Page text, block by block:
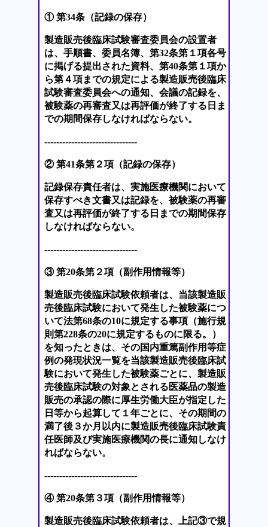
① 第34条（記録の保存）
製造販売後臨床試験審査委員会の設置者
は、手順書、委員名簿、第32条第１項各号
に掲げる提出された資料、第40条第１項か
ら第４項までの規定による製造販売後臨床
試験審査委員会への通知、会議の記録を、
被験薬の再審査又は再評価が終了する日ま
での期間保存しなければならない。
-------------------------------
② 第41条第２項（記録の保存）
記録保存責任者は、実施医療機関において
保存すべき文書又は記録を、被験薬の再審
査又は再評価が終了する日までの期間保存
しなければならない。
-------------------------------
③ 第20条第２項（副作用情報等）
製造販売後臨床試験依頼者は、当該製造販
売後臨床試験において発生した被験薬につ
いて法第68条の10に規定する事項（施行規
則第228条の20に規定するものに限る。）
を知ったときは、その国内重篤副作用等症
例の発現状況一覧を当該製造販売後臨床試
験において発生した被験薬ごとに、製造販
売後臨床試験の対象とされる医薬品の製造
販売の承認の際に厚生労働大臣が指定した
日等から起算して１年ごとに、その期間の
満了後３か月以内に製造販売後臨床試験責
任医師及び実施医療機関の長に通知しなけ
ればならない。
-------------------------------
④ 第20条第３項（副作用情報等）
製造販売後臨床試験依頼者は、上記③で規